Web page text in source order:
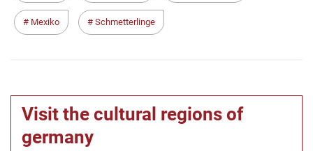
Mexiko Schmetterlinge
Visit the cultural regions of
germany